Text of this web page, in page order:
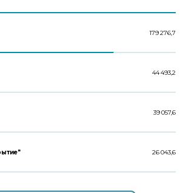
179 276,7
44 493,2
39 057,6
26 043,6